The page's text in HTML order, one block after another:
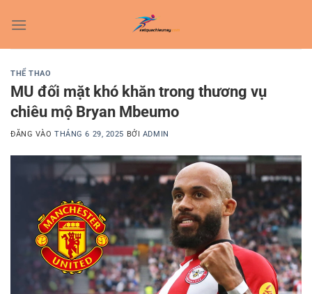
qua
THỂ THAO
MU đối mặt khó khăn trong thương vụ
chiêu mộ Bryan Mbeumo
ĐĂNG VÀOTHÁNG 6 29, 2025 BỞI ADMIN